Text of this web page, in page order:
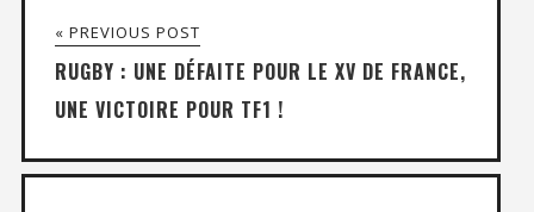
« PREVIOUS POST
RUGBY : UNE DÉFAITE POUR LE XV DE FRANCE,
UNE VICTOIRE POUR TF1 !